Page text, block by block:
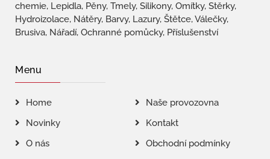
chemie, Lepidla, Pěny, Tmely, Silikony, Omítky, Stěrky,
Hydroizolace, Nátěry, Barvy, Lazury, Štětce, Válečky,
Brusiva, Nářadí, Ochranné pomůcky, Příslušenství
Menu
Home
Naše provozovna
Novinky
Kontakt
O nás
Obchodní podmínky